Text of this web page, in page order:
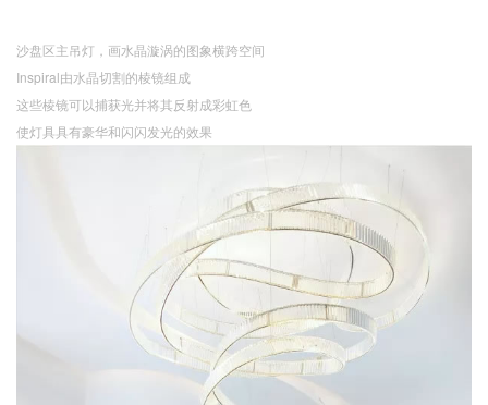
沙盘区主吊灯， 画水晶漩涡的图象横跨空间
Inspiral由水晶切割的棱镜组成
这些棱镜可以捕获光并将其反射成彩虹色
使灯具具有豪华和闪闪发光的效果